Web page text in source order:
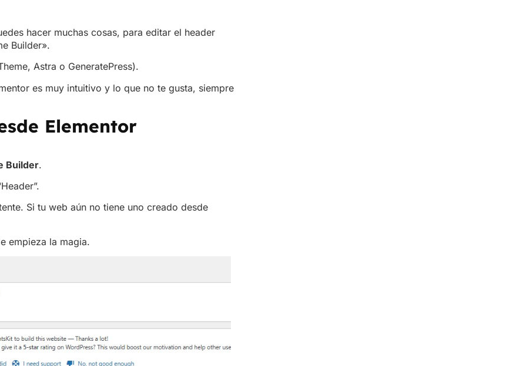
es muy intuitivo y lo que no te gusta, siempre
Elementor
Builder.
Si tu web aún no tiene uno creado desde
empieza la magia.